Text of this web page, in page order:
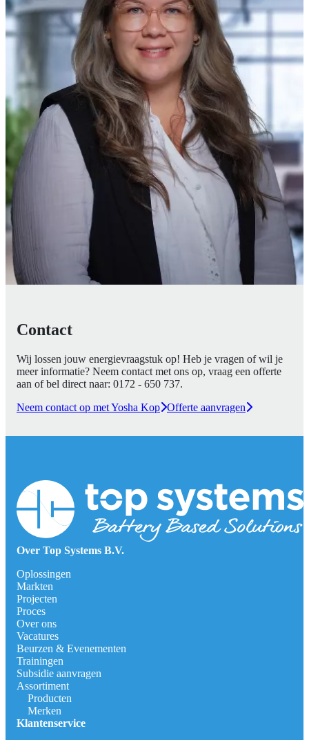
Contact
Wij lossen jouw energievraagstuk op! Heb je vragen of wil je
meer informatie? Neem contact met ons op, vraag een offerte
aan of bel direct naar: 0172 - 650 737.
Neem contact op met Yosha Kop Offerte aanvragen
Over Top Systems B.V.
Oplossingen
Markten
Projecten
Proces
Over ons
Vacatures
Beurzen & Evenementen
Trainingen
Subsidie aanvragen
Assortiment
Producten
Merken
Klantenservice